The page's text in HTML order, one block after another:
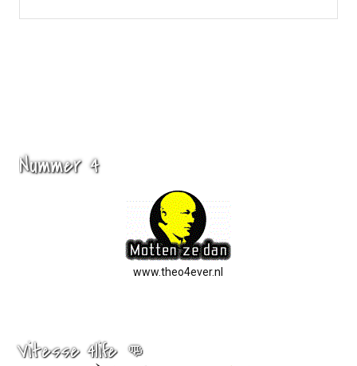
Nummer 4
www.theo4ever.nl
Vitesse 4life 👊